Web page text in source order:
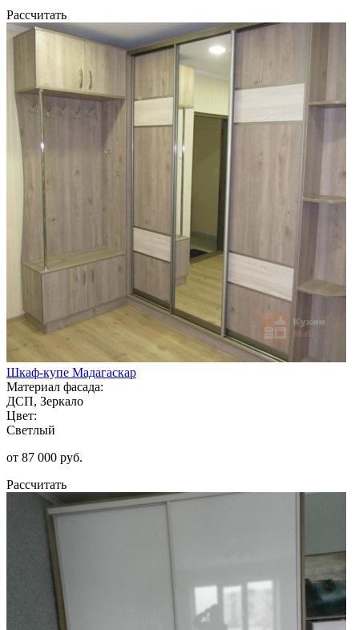
Рассчитать
Шкаф-купе Мадагаскар
Материал фасада:
ДСП, Зеркало
Цвет:
Светлый
от 87 000 руб.
Рассчитать